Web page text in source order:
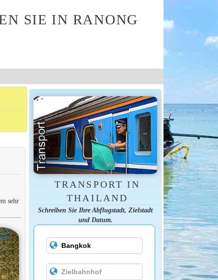
SIE IN RANONG
sehr
TRANSPORT IN
THAILAND
Schreiben Sie Ihre Abflugstadt, Zielstadt
und Datum.